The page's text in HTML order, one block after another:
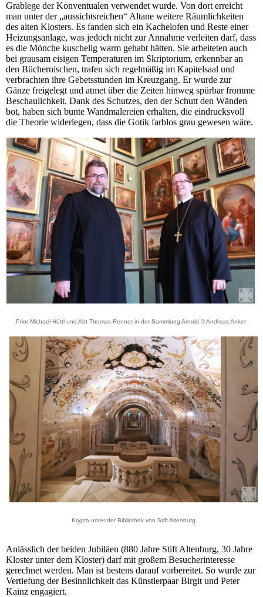
Grablege der Konventualen verwendet wurde. Von dort erreicht
man unter der „aussichtsreichen“ Altane weitere Räumlichkeiten
des alten Klosters. Es fanden sich ein Kachelofen und Reste einer
Heizungsanlage, was jedoch nicht zur Annahme verleiten darf, dass
es die Mönche kuschelig warm gehabt hätten. Sie arbeiteten auch
bei grausam eisigen Temperaturen im Skriptorium, erkennbar an
den Büchernischen, trafen sich regelmäßig im Kapitelsaal und
verbrachten ihre Gebetsstunden im Kreuzgang. Er wurde zur
Gänze freigelegt und atmet über die Zeiten hinweg spürbar fromme
Beschaulichkeit. Dank des Schutzes, den der Schutt den Wänden
bot, haben sich bunte Wandmalereien erhalten, die eindrucksvoll
die Theorie widerlegen, dass die Gotik farblos grau gewesen wäre.
Prior Michael Hüttl und Abt Thomas Renner in der Sammlung Arnold © Andreas Anker
Krypta unter der Bibliothek von Stift Altenburg
Anlässlich der beiden Jubiläen (880 Jahre Stift Altenburg, 30 Jahre
Kloster unter dem Kloster) darf mit großem Besucherinteresse
gerechnet werden. Man ist bestens darauf vorbereitet. So wurde zur
Vertiefung der Besinnlichkeit das Künstlerpaar Birgit und Peter
Kainz engagiert.